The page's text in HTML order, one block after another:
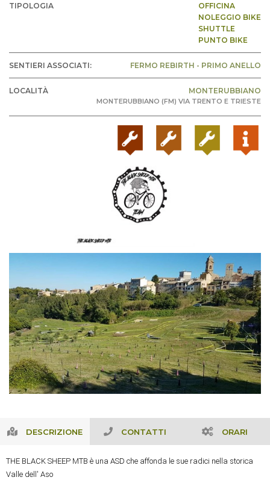
TIPOLOGIA
OFFICINA
NOLEGGIO BIKE
SHUTTLE
PUNTO BIKE
SENTIERI ASSOCIATI: FERMO REBIRTH - PRIMO ANELLO
LOCALITÀ MONTERUBBIANO
MONTERUBBIANO (FM) VIA TRENTO E TRIESTE
DESCRIZIONE CONTATTI ORARI
THE BLACK SHEEP MTB è una ASD che affonda le sue radici nella storica
Valle dell' Aso